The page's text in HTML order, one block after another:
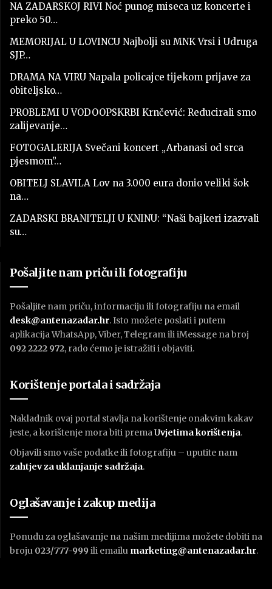
NA ZADARSKOJ RIVI Noć punog miseca uz koncerte i
preko 50…
MEMORIJAL U LOVINCU Najbolji su MNK Vrsi i Udruga
SJP…
DRAMA NA VIRU Napala policajce tijekom prijave za
obiteljsko…
PROBLEMI U VODOOPSKRBI Krnčević: Reducirali smo
zalijevanje…
FOTOGALERIJA Svečani koncert „Arbanasi od srca
pjesmom”…
OBITELJ SLAVILA Lov na 3.000 eura donio veliki šok
na…
ZADARSKI BRANITELJI U KNINU: “Naši bajkeri izazvali
su…
Pošaljite nam priču ili fotografiju
Pošaljite nam priču, informaciju ili fotografiju na email
desk@antenazadar.hr. Isto možete poslati i putem
aplikacija WhatsApp, Viber, Telegram ili iMessage na broj
092 2222 972, rado ćemo je istražiti i objaviti.
Korištenje portala i sadržaja
Nakladnik ovaj portal stavlja na korištenje onakvim kakav
jeste, a korištenje mora biti premaUvjetima korištenja.
Objavili smo vaše podatke ili fotografiju – uputite nam
zahtjev za uklanjanje sadržaja.
Oglašavanje i zakup medija
Ponudu za oglašavanje na našim medijima možete dobiti na
broju 023/777-999 ili emailu marketing@antenazadar.hr.